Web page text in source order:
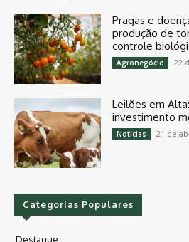
Pragas e
produção de
controle
Agronegócio 22
Leilões em
investimento
Notícias 21 de
Categorias Populares
Destaque